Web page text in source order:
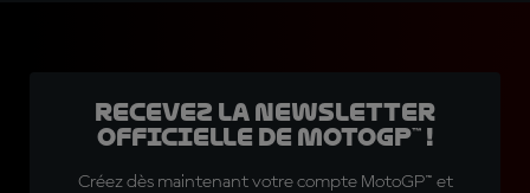
Recevez la Newsletter
officielle de MotoGP™ !
Créez dès maintenant votre compte MotoGP™ et